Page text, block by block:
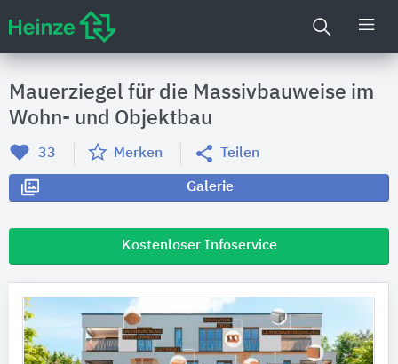
Mauerziegel für die Massivbauweise im
Wohn- und Objektbau
33 Merken Teilen
Galerie
Kostenloser Infoservice